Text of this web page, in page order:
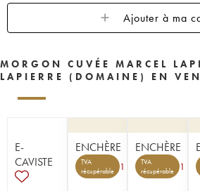
Ajouter à ma
MORGON CUVÉE MARCEL
LAPIERRE (DOMAINE) EN
E-
CAVISTE
ENCHÈRE
TVA
récupérable
1
ENCHÈRE
TVA
récupérable
1